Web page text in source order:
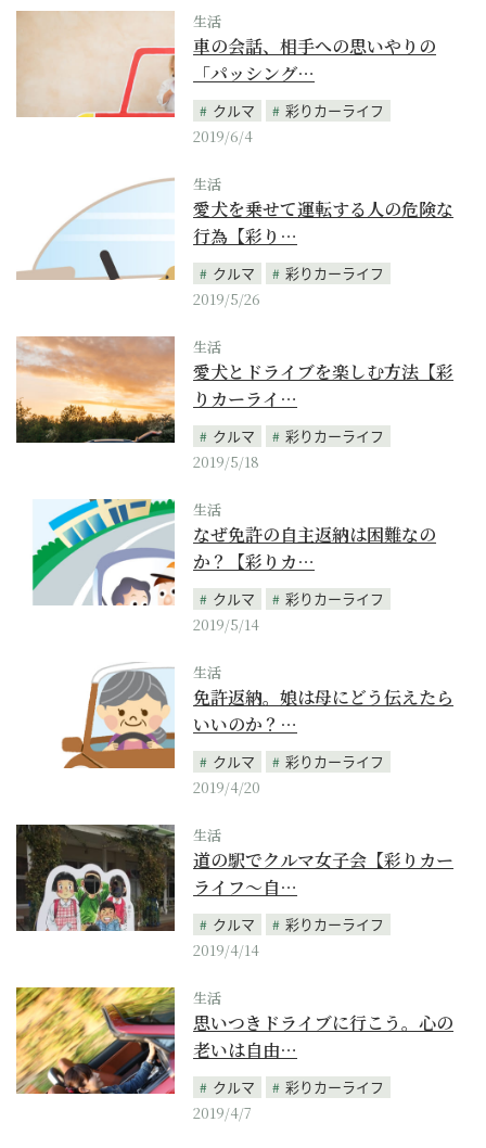
生活
車の会話、相手への思いやりの
「パッシング…
クルマ
彩りカーライフ
2019/6/4
生活
愛犬を乗せて運転する人の危険な
行為【彩り…
クルマ
彩りカーライフ
2019/5/26
生活
愛犬とドライブを楽しむ方法【彩
りカーライ…
クルマ
彩りカーライフ
2019/5/18
生活
なぜ免許の自主返納は困難なの
か？【彩りカ…
クルマ
彩りカーライフ
2019/5/14
生活
免許返納。娘は母にどう伝えたら
いいのか？…
クルマ
彩りカーライフ
2019/4/20
生活
道の駅でクルマ女子会【彩りカー
ライフ～自…
クルマ
彩りカーライフ
2019/4/14
生活
思いつきドライブに行こう。心の
老いは自由…
クルマ
彩りカーライフ
2019/4/7